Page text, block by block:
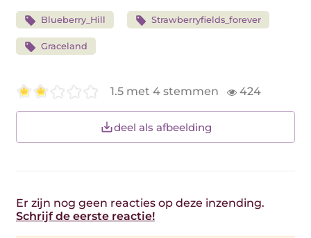
Blueberry_Hill Strawberryfields_forever
Graceland
1.5 met 4 stemmen 424
deel als afbeelding
Er zijn nog geen reacties op deze inzending.
Schrijf de eerste reactie!